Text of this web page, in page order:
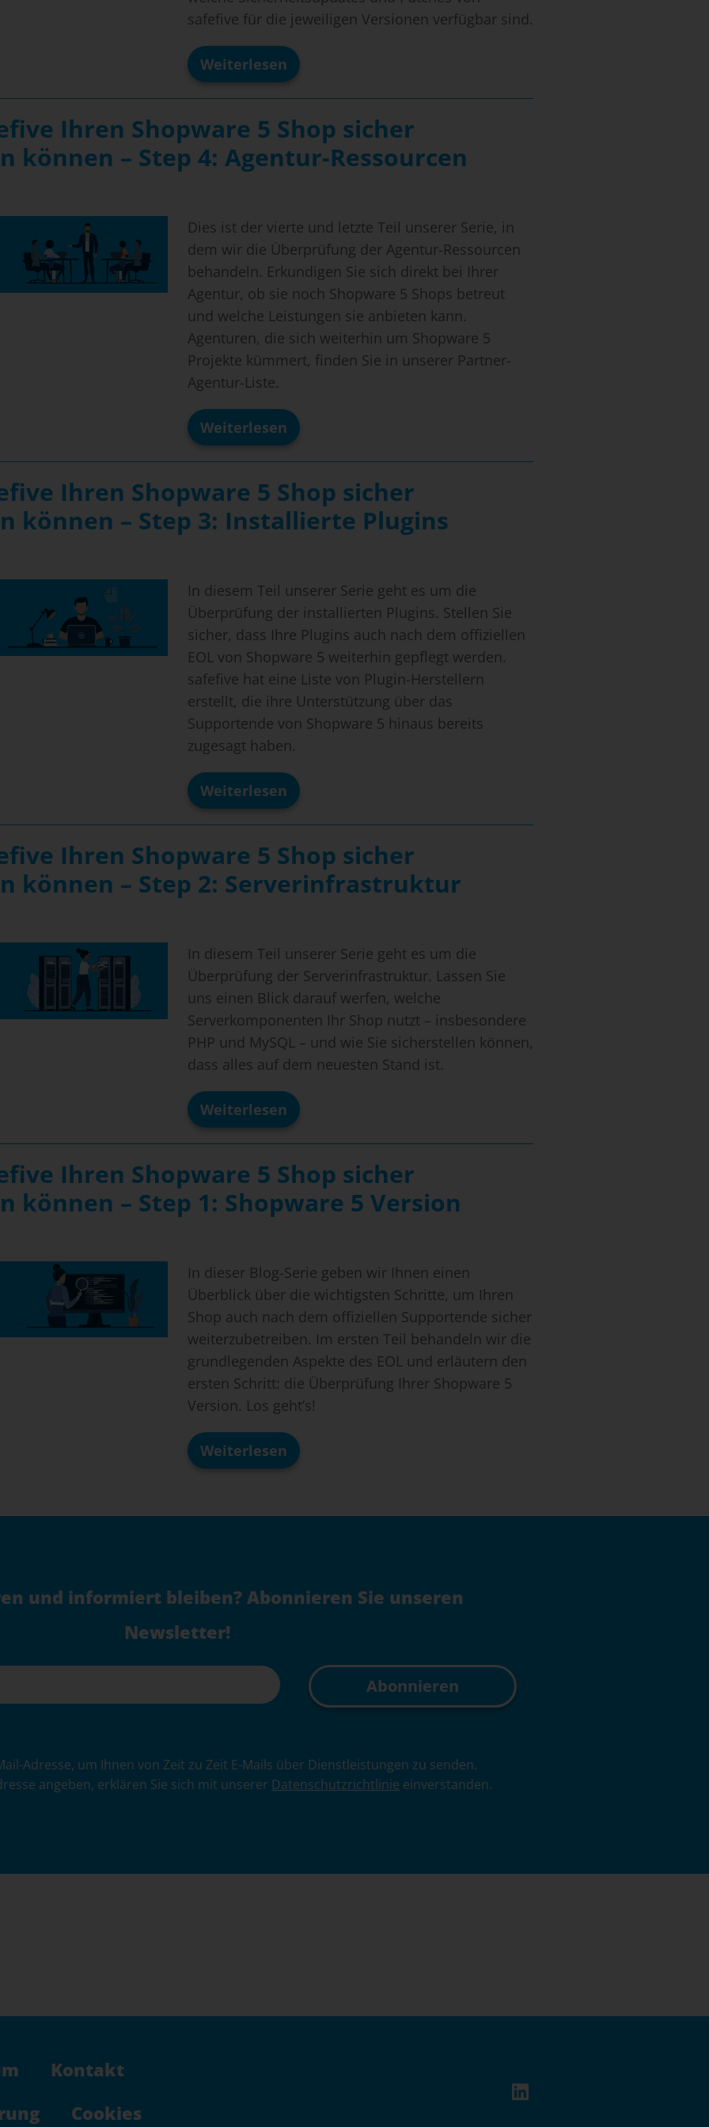
safefive für die jeweiligen Versionen verfügbar sind.
Weiterlesen
safefive
Patches
und
–
welche
Shopware
5-
Ihren Shopware 5 Shop sicher
können – Step 4: Agentur-Ressourcen
Dies ist der vierte und letzte Teil unserer Serie, in
dem wir die Überprüfung der Agentur-Ressourcen
behandeln. Erkundigen Sie sich direkt bei Ihrer
Agentur, ob sie noch Shopware 5 Shops betreut
und welche Leistungen sie anbieten kann.
Agenturen, die sich weiterhin um Shopware 5
Projekte kümmert, finden Sie in unserer Partner-
Agentur-Liste.
Weiterlesen
Wie
Sie
mit
Ihren
Shopware
5
Shop
–
Step
4:
Agentur-
Ressourcen
prüfen
Ihren Shopware 5 Shop sicher
können – Step 3: Installierte Plugins
In diesem Teil unserer Serie geht es um die
Überprüfung der installierten Plugins. Stellen Sie
sicher, dass Ihre Plugins auch nach dem offiziellen
EOL von Shopware 5 weiterhin gepflegt werden.
safefive hat eine Liste von Plugin-Herstellern
erstellt, die ihre Unterstützung über das
Supportende von Shopware 5 hinaus bereits
zugesagt haben.
Weiterlesen
Wie
Sie
mit
Ihren
Shopware
5
Shop
–
Step
3:
Installierte
prüfen
Ihren Shopware 5 Shop sicher
können – Step 2: Serverinfrastruktur
In diesem Teil unserer Serie geht es um die
Überprüfung der Serverinfrastruktur. Lassen Sie
uns einen Blick darauf werfen, welche
Serverkomponenten Ihr Shop nutzt – insbesondere
PHP und MySQL – und wie Sie sicherstellen können,
dass alles auf dem neuesten Stand ist.
Weiterlesen
Wie
Sie
mit
Ihren
Shopware
5
Shop
–
Step
2:
Serverinfrastruktur
überprüfen
Ihren Shopware 5 Shop sicher
können – Step 1: Shopware 5 Version
In dieser Blog-Serie geben wir Ihnen einen
Überblick über die wichtigsten Schritte, um Ihren
Shop auch nach dem offiziellen Supportende sicher
weiterzubetreiben. Im ersten Teil behandeln wir die
grundlegenden Aspekte des EOL und erläutern den
ersten Schritt: die Überprüfung Ihrer Shopware 5
Version. Los geht’s!
Weiterlesen
Wie
Sie
Ihren
können
5
Version
prüfen
und informiert bleiben? Abonnieren Sie unseren
Newsletter!
Adresse, um Ihnen von Zeit zu Zeit E-Mails über Dienstleistungen zu senden.
angeben, erklären Sie sich mit unserer Datenschutzrichtlinie einverstanden.
Kontakt
Cookies